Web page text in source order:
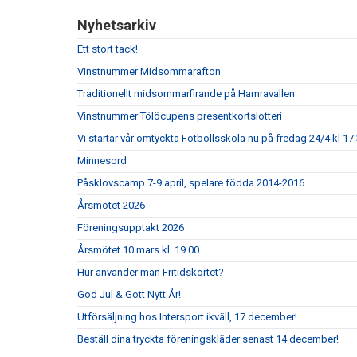
Nyhetsarkiv
Ett stort tack!
Vinstnummer Midsommarafton
Traditionellt midsommarfirande på Hamravallen
Vinstnummer Tölöcupens presentkortslotteri
Vi startar vår omtyckta Fotbollsskola nu på fredag 24/4 kl
Minnesord
Påsklovscamp 7-9 april, spelare födda 2014-2016
Årsmötet 2026
Föreningsupptakt 2026
Årsmötet 10 mars kl. 19.00
Hur använder man Fritidskortet?
God Jul & Gott Nytt År!
Utförsäljning hos Intersport ikväll, 17 december!
Beställ dina tryckta föreningskläder senast 14 december!